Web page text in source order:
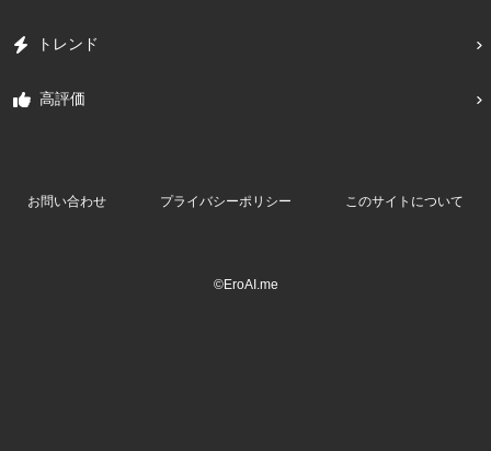
トレンド
高評価
お問い合わせ プライバシーポリシー このサイトについて
©EroAI.me